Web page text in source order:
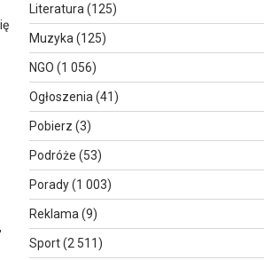
Literatura (125)
Muzyka (125)
NGO (1 056)
Ogłoszenia (41)
Pobierz (3)
Podróże (53)
Porady(1 003)
Reklama (9)
Sport(2 511)